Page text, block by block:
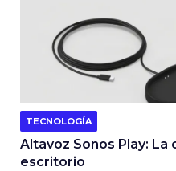
TECNOLOGÍA
Altavoz Sonos Play: La
escritorio